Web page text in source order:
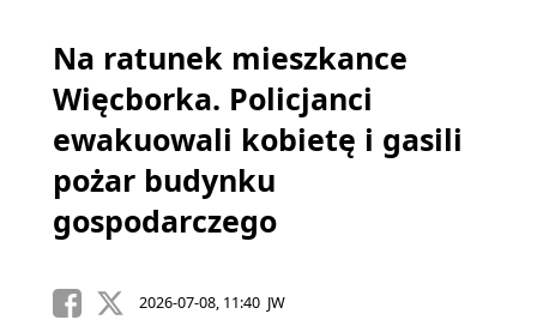
Na ratunek mieszkance
Więcborka. Policjanci
ewakuowali kobietę i gasili
pożar budynku
gospodarczego
2026-07-08, 11:40 JW